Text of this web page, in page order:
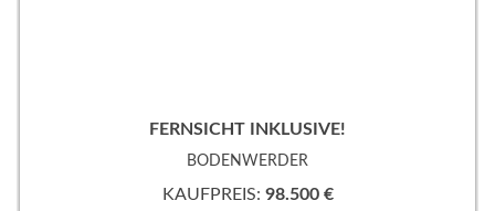
FERNSICHT INKLUSIVE!
BODENWERDER
KAUFPREIS: 98.500 €